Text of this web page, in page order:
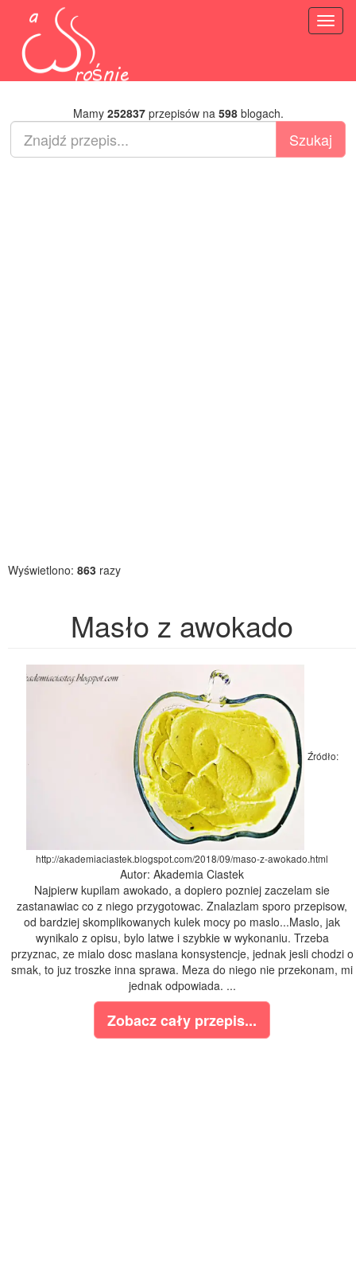
Mamy 252837przepisów na 598blogach.
Wyświetlono: 863 razy
Masło z awokado
Źródło:
http://akademiaciastek.blogspot.com/2018/09/maso-z-awokado.html
Autor: Akademia Ciastek
Najpierw kupilam awokado, a dopiero pozniej zaczelam sie
zastanawiac co z niego przygotowac. Znalazlam sporo przepisow,
od bardziej skomplikowanych kulek mocy po maslo...Maslo, jak
wynikalo z opisu, bylo latwe i szybkie w wykonaniu. Trzeba
przyznac, ze mialo dosc maslana konsystencje, jednak jesli chodzi o
smak, to juz troszke inna sprawa. Meza do niego nie przekonam, mi
jednak odpowiada. ...
Zobacz cały przepis...